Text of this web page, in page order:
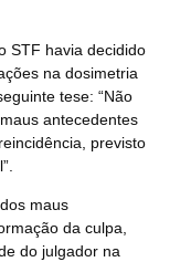
STF havia decidido
na dosimetria
tese: “Não
antecedentes
previsto
maus
da culpa,
do julgador na